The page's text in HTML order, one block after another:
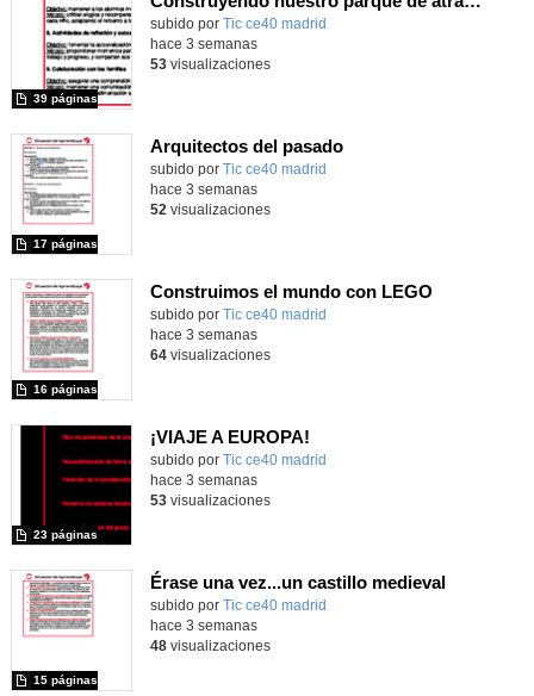
subido por Tic ce40 madrid
39 páginas
hace 3 semanas
53visualizaciones
Arquitectos del pasado
subido por Tic ce40 madrid
17 páginas
hace 3 semanas
52 visualizaciones
Construimos el mundo con LEGO
subido por Tic ce40 madrid
16 páginas
hace 3 semanas
64visualizaciones
¡VIAJE A EUROPA!
subido por Tic ce40 madrid
23 páginas
hace 3 semanas
53visualizaciones
Érase una vez...un castillo medieval
subido por Tic ce40 madrid
15 páginas
hace 3 semanas
48visualizaciones